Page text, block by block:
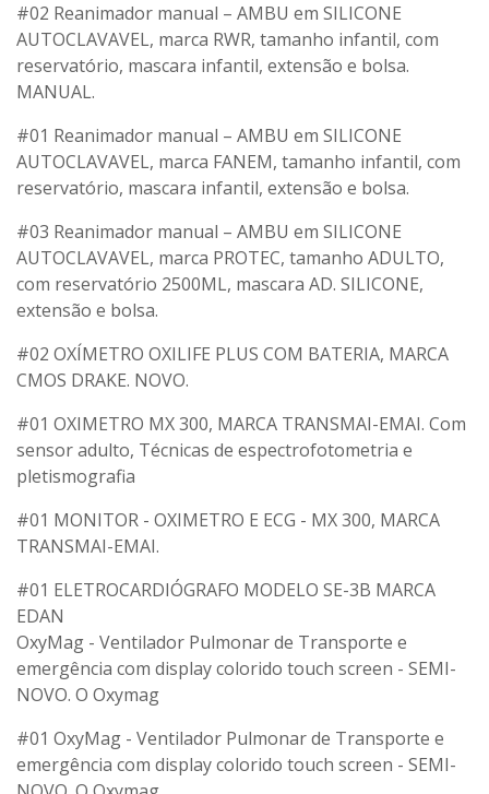
#02 Reanimador manual – AMBU em SILICONE
AUTOCLAVAVEL, marca RWR, tamanho infantil, com
reservatório, mascara infantil, extensão e bolsa.
MANUAL.
#01 Reanimador manual – AMBU em SILICONE
AUTOCLAVAVEL, marca FANEM, tamanho infantil, com
reservatório, mascara infantil, extensão e bolsa.
#03 Reanimador manual – AMBU em SILICONE
AUTOCLAVAVEL, marca PROTEC, tamanho ADULTO,
com reservatório 2500ML, mascara AD. SILICONE,
extensão e bolsa.
#02 OXÍMETRO OXILIFE PLUS COM BATERIA, MARCA
CMOS DRAKE. NOVO.
#01 OXIMETRO MX 300, MARCA TRANSMAI-EMAI. Com
sensor adulto, Técnicas de espectrofotometria e
pletismografia
#01 MONITOR - OXIMETRO E ECG - MX 300, MARCA
TRANSMAI-EMAI.
#01 ELETROCARDIÓGRAFO MODELO SE-3B MARCA
EDAN
OxyMag - Ventilador Pulmonar de Transporte e
emergência com display colorido touch screen - SEMI-
NOVO. O Oxymag
#01 OxyMag - Ventilador Pulmonar de Transporte e
emergência com display colorido touch screen - SEMI-